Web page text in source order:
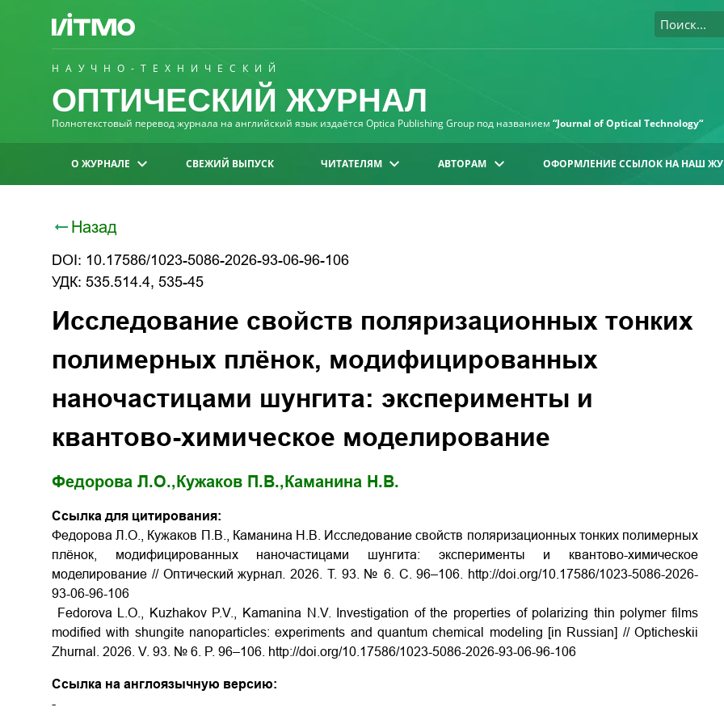
НАУЧНО-ТЕХНИЧЕСКИЙ
ОПТИЧЕСКИЙ ЖУРНАЛ
Полнотекстовый перевод журнала на английский язык издаётся Optica Publishing Group под названием “Journal of Optical Technology“
О ЖУРНАЛЕ СВЕЖИЙ ВЫПУСК ЧИТАТЕЛЯМ АВТОРАМ ОФОРМЛЕНИЕ ССЫЛОК НА НАШ
Назад
DOI: 10.17586/1023-5086-2026-93-06-96-106
УДК: 535.514.4, 535-45
Исследование свойств поляризационных тонких
полимерных плёнок, модифицированных
наночастицами шунгита: эксперименты и
квантово-химическое моделирование
Федорова Л.О., Кужаков П.В., Каманина Н.В.
Ссылка для цитирования:
Федорова Л.О., Кужаков П.В., Каманина Н.В. Исследование свойств поляризационных тонких полимерных
плёнок, модифицированных наночастицами шунгита: эксперименты и квантово-химическое
моделирование // Оптический журнал. 2026. Т. 93. № 6. С. 96–106. http://doi.org/10.17586/1023-5086-2026-
93-06-96-106
Fedorova L.O., Kuzhakov P.V., Kamanina N.V. Investigation of the properties of polarizing thin polymer films
modified with shungite nanoparticles: experiments and quantum chemical modeling [in Russian] // Opticheskii
Zhurnal. 2026. V. 93. № 6. P. 96–106. http://doi.org/10.17586/1023-5086-2026-93-06-96-106
Ссылка на англоязычную версию:
-